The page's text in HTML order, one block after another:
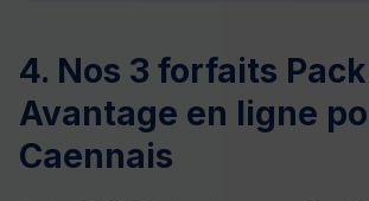
4. Nos 3 forfaits Pack
Avantage en ligne
Caennais